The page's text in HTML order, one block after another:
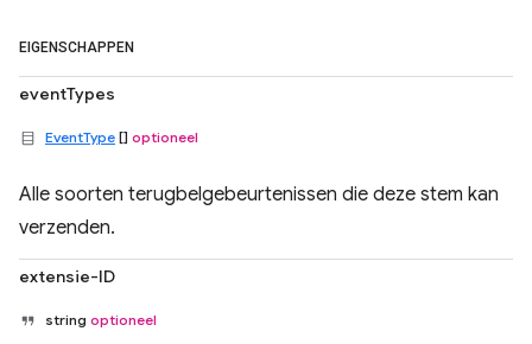
EIGENSCHAPPEN
eventTypes
EventType [] optioneel
Alle soorten terugbelgebeurtenissen die deze stem kan
verzenden.
extensie-ID
string optioneel